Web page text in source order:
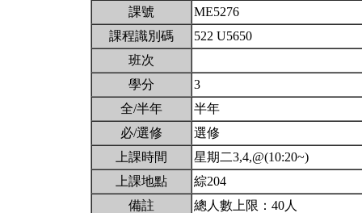
課號
ME5276
課程識別碼
522 U5650
班次
學分
3
全/半年
半年
必/選修
選修
上課時間
星期二3,4,@(10:20~)
上課地點
綜204
備註
總人數上限：40人